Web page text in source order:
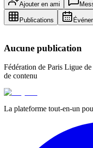
Ajouter en ami
Publications
Aucune publication
Fédération de Paris Ligue
de contenu
La plateforme tout-en-un